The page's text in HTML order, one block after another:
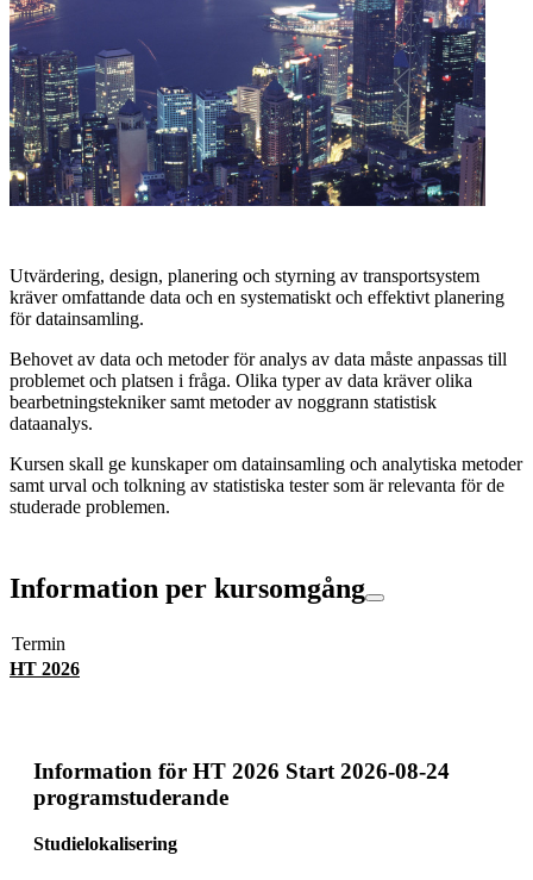
Utvärdering, design, planering och styrning av transportsystem
kräver omfattande data och en systematiskt och effektivt planering
för datainsamling.
Behovet av data och metoder för analys av data måste anpassas till
problemet och platsen i fråga. Olika typer av data kräver olika
bearbetningstekniker samt metoder av noggrann statistisk
dataanalys.
Kursen skall ge kunskaper om datainsamling och analytiska metoder
samt urval och tolkning av statistiska tester som är relevanta för de
studerade problemen.
Information per kursomgång
Termin
HT 2026
Information för HT 2026 Start 2026-08-24
programstuderande
Studielokalisering